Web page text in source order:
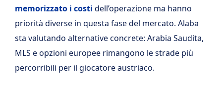
memorizzato i costi dell’operazione ma hanno
priorità diverse in questa fase del mercato. Alaba
sta valutando alternative concrete: Arabia Saudita,
MLS e opzioni europee rimangono le strade più
percorribili per il giocatore austriaco.